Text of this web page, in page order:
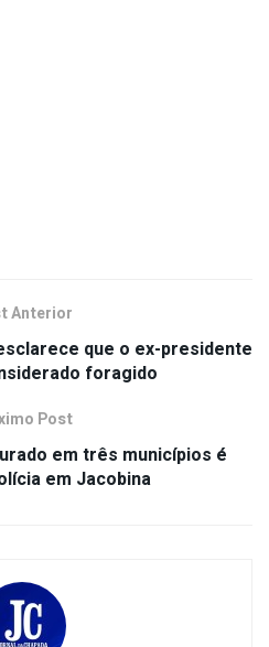
Anterior
que o ex-presidente
foragido
Post
em três municípios é
em Jacobina